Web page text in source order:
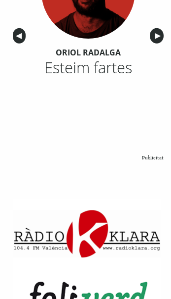
Anterior
◀︎ ▶︎
ORIOL RADALGA
Esteim fartes
Publicitat